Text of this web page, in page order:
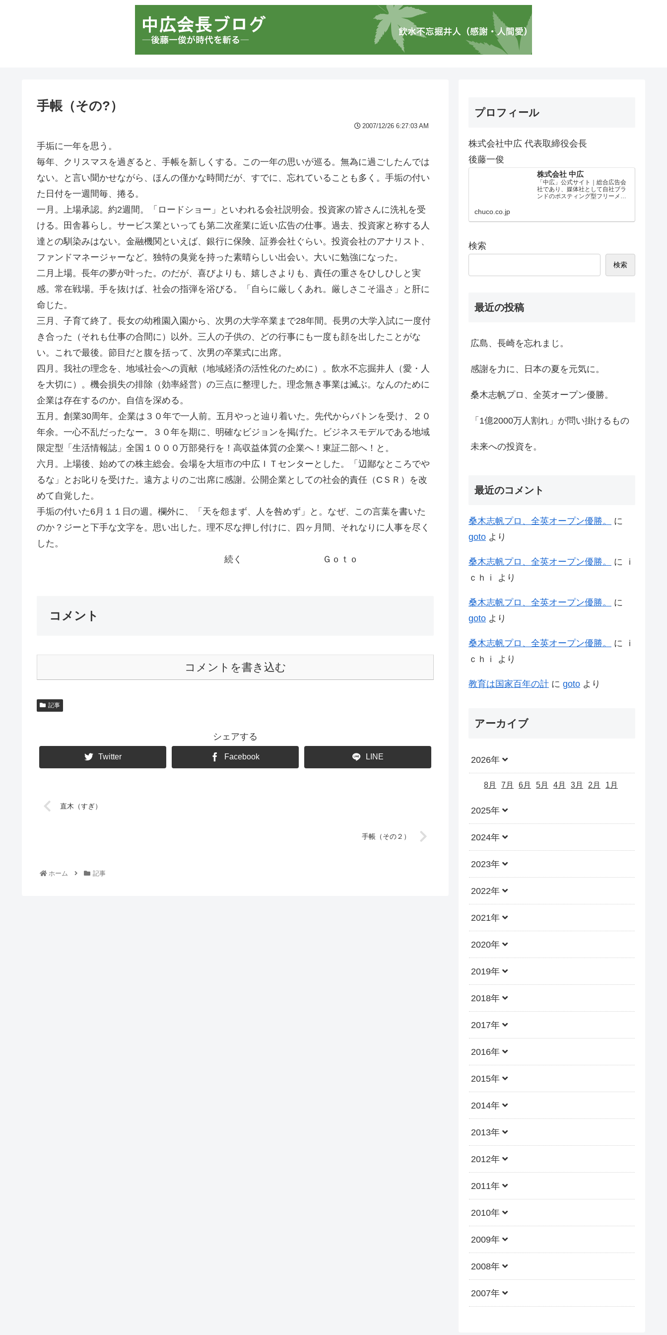
手帳（その?）
2007/12/26 6:27:03 AM
手垢に一年を思う。
毎年、クリスマスを過ぎると、手帳を新しくする。この一年の思いが巡る。無為に過ごしたんでは
ない。と言い聞かせながら、ほんの僅かな時間だが、すでに、忘れていることも多く。手垢の付い
た日付を一週間毎、捲る。
一月。上場承認。約2週間。「ロードショー」といわれる会社説明会。投資家の皆さんに洗礼を受
ける。田舎暮らし。サービス業といっても第二次産業に近い広告の仕事。過去、投資家と称する人
達との馴染みはない。金融機関といえば、銀行に保険、証券会社ぐらい。投資会社のアナリスト、
ファンドマネージャーなど。独特の臭覚を持った素晴らしい出会い。大いに勉強になった。
二月上場。長年の夢が叶った。のだが、喜びよりも、嬉しさよりも、責任の重さをひしひしと実
感。常在戦場。手を抜けば、社会の指弾を浴びる。「自らに厳しくあれ。厳しさこそ温さ」と肝に
命じた。
三月、子育て終了。長女の幼稚園入園から、次男の大学卒業まで28年間。長男の大学入試に一度付
き合った（それも仕事の合間に）以外。三人の子供の、どの行事にも一度も顔を出したことがな
い。これで最後。節目だと腹を括って、次男の卒業式に出席。
四月。我社の理念を、地域社会への貢献（地域経済の活性化のために）。飲水不忘掘井人（愛・人
を大切に）。機会損失の排除（効率経営）の三点に整理した。理念無き事業は滅ぶ。なんのために
企業は存在するのか。自信を深める。
五月。創業30周年。企業は３０年で一人前。五月やっと辿り着いた。先代からバトンを受け、２０
年余。一心不乱だったなー。３０年を期に、明確なビジョンを掲げた。ビジネスモデルである地域
限定型「生活情報誌」全国１０００万部発行を！高収益体質の企業へ！東証二部へ！と。
六月。上場後、始めての株主総会。会場を大垣市の中広ＩＴセンターとした。「辺鄙なところでや
るな」とお叱りを受けた。遠方よりのご出席に感謝。公開企業としての社会的責任（CＳＲ）を改
めて自覚した。
手垢の付いた6月１１日の週。欄外に、「天を怨まず、人を咎めず」と。なぜ、この言葉を書いた
のか？ジーと下手な文字を。思い出した。理不尽な押し付けに、四ヶ月間、それなりに人事を尽く
した。
続く Ｇｏｔｏ
コメント
コメントを書き込む
記事
シェアする
Twitter Facebook LINE
直木（すぎ）
手帳（その２）
ホーム 記事
プロフィール
株式会社中広 代表取締役会長
後藤一俊
株式会社 中広
「中広」公式サイト｜総合広告会
社であり、媒体社として自社ブラ
ンドのポスティング型フリーメデ
chuco.co.jp
検索
検索
最近の投稿
広島、長崎を忘れまじ。
感謝を力に、日本の夏を元気に。
桑木志帆プロ、全英オープン優勝。
「1億2000万人割れ」が問い掛けるもの
未来への投資を。
最近のコメント
桑木志帆プロ、全英オープン優勝。
に
goto より
桑木志帆プロ、全英オープン優勝。 に
ｉ
ｃｈｉ
より
桑木志帆プロ、全英オープン優勝。
に
goto より
桑木志帆プロ、全英オープン優勝。 に
ｉ
ｃｈｉ
より
教育は国家百年の計 に goto より
アーカイブ
2026年
8月 7月 6月 5月 4月 3月 2月 1月
2025年
2024年
2023年
2022年
2021年
2020年
2019年
2018年
2017年
2016年
2015年
2014年
2013年
2012年
2011年
2010年
2009年
2008年
2007年